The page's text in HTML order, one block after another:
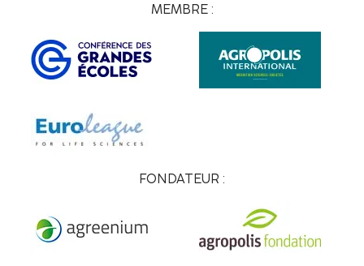
MEMBRE :
FONDATEUR :